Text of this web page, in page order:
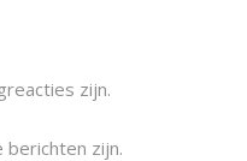
zijn.
berichten zijn.